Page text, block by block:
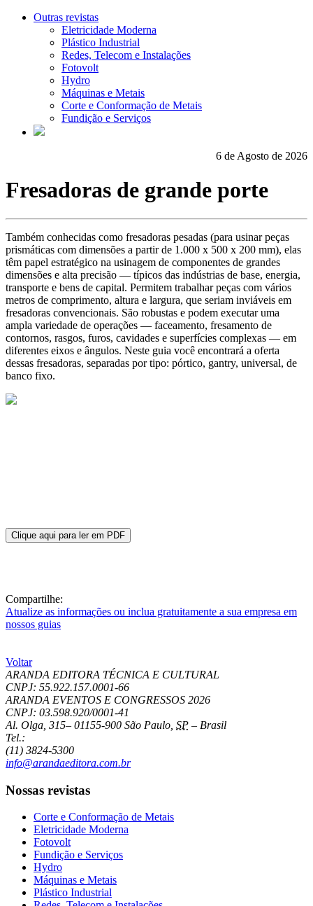
Outras revistas
Eletricidade Moderna
Plástico Industrial
Redes, Telecom e Instalações
Fotovolt
Hydro
Máquinas e Metais
Corte e Conformação de Metais
Fundição e Serviços
6 de Agosto de 2026
Fresadoras de grande porte
Também conhecidas como fresadoras pesadas (para usinar peças
prismáticas com dimensões a partir de 1.000 x 500 x 200 mm), elas
têm papel estratégico na usinagem de componentes de grandes
dimensões e alta precisão — típicos das indústrias de base, energia,
transporte e bens de capital. Permitem trabalhar peças com vários
metros de comprimento, altura e largura, que seriam inviáveis em
fresadoras convencionais. São robustas e podem executar uma
ampla variedade de operações — faceamento, fresamento de
contornos, rasgos, furos, cavidades e superfícies complexas — em
diferentes eixos e ângulos. Neste guia você encontrará a oferta
dessas fresadoras, separadas por tipo: pórtico, gantry, universal, de
banco fixo.
Clique aqui para ler em PDF
Compartilhe:
Atualize as informações ou inclua gratuitamente a sua empresa em
nossos guias
Voltar
ARANDA EDITORA TÉCNICA E CULTURAL
CNPJ: 55.922.157.0001-66
ARANDA EVENTOS E CONGRESSOS 2026
CNPJ: 03.598.920/0001-41
Al. Olga, 315– 01155-900 São Paulo SP – Brasil
Tel.:
(11) 3824-5300
info@arandaeditora.com.br
Nossas revistas
Corte e Conformação de Metais
Eletricidade Moderna
Fotovolt
Fundição e Serviços
Hydro
Máquinas e Metais
Plástico Industrial